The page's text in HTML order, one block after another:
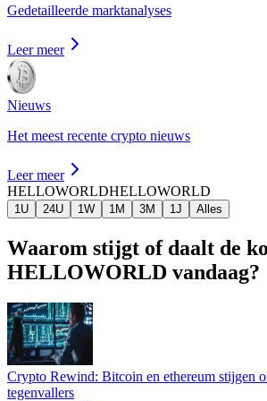
Gedetailleerde marktanalyses
Leer meer
Nieuws
Het meest recente crypto nieuws
Leer meer
HELLOWORLDHELLOWORLD
1U 24U 1W 1M 3M 1J Alles
Waarom stijgt of daalt de
HELLOWORLD vandaag?
Crypto Rewind: Bitcoin en ethereum stijgen
tegenvallers